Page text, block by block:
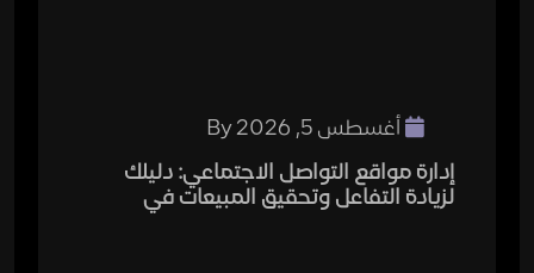
أغسطس 5, 2026
By
إدارة مواقع التواصل الاجتماعي: دليلك
لزيادة التفاعل وتحقيق المبيعات في